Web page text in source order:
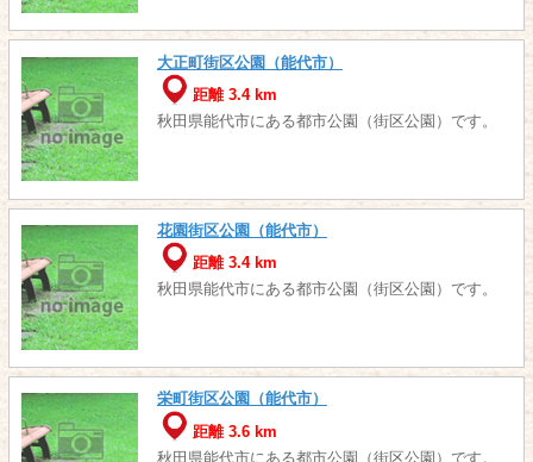
大正町街区公園（能代市）
距離 3.4 km
秋田県能代市にある都市公園（街区公園）です。
花園街区公園（能代市）
距離 3.4 km
秋田県能代市にある都市公園（街区公園）です。
栄町街区公園（能代市）
距離 3.6 km
秋田県能代市にある都市公園（街区公園）です。